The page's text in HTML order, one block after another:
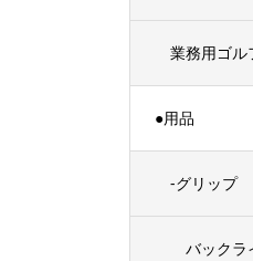
業務用ゴル
●用品
-グリップ
バックラ